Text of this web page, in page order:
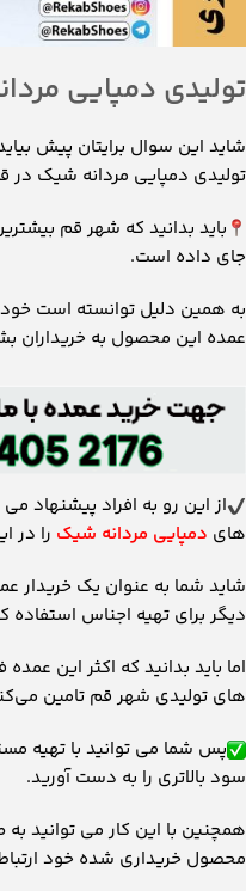
تولیدی دمپایی
شاید این سوال برایتان پیش
تولیدی دمپایی مردانه شیک در
باید بدانید که شهر قم
جای داده است.
به همین دلیل توانسته است خود
عمده این محصول به خریداران
از این رو به افراد پیشنهاد
‌های دمپایی مردانه شیک را در
شاید شما به عنوان یک خریدار
دیگر برای تهیه اجناس استفاده
اما باید بدانید که اکثر این
‌های تولیدی شهر قم تامین
پس شما می ‌توانید با تهیه
سود بالاتری را به دست آورید.
همچنین با این کار می ‌توانید
محصول خریداری شده خود